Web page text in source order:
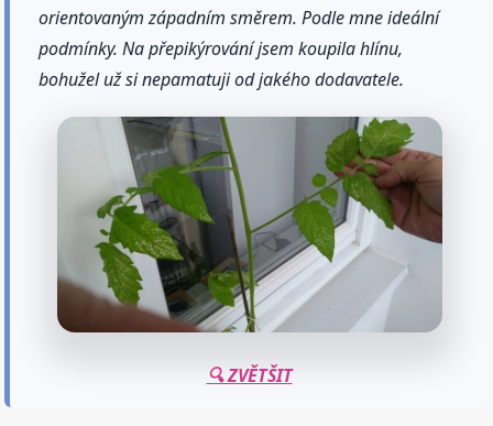
orientovaným západním směrem. Podle mne ideální
podmínky. Na přepikýrování jsem koupila hlínu,
bohužel už si nepamatuji od jakého dodavatele.
🔍 ZVĚTŠIT